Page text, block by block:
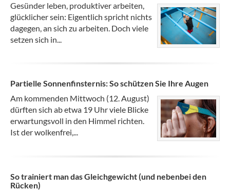
Gesünder leben, produktiver arbeiten,
glücklicher sein: Eigentlich spricht nichts
dagegen, an sich zu arbeiten. Doch viele
setzen sich in...
Partielle Sonnenfinsternis: So schützen Sie Ihre Augen
Am kommenden Mittwoch (12. August)
dürften sich ab etwa 19 Uhr viele Blicke
erwartungsvoll in den Himmel richten.
Ist der wolkenfrei,...
So trainiert man das Gleichgewicht (und nebenbei den
Rücken)